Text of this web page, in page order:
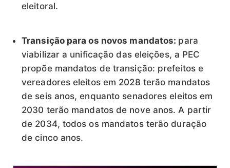
eleitoral.
Transição para os novos mandatos: para
viabilizar a unificação das eleições, a PEC
propõe mandatos de transição: prefeitos e
vereadores eleitos em 2028 terão mandatos
de seis anos, enquanto senadores eleitos em
2030 terão mandatos de nove anos. A partir
de 2034, todos os mandatos terão duração
de cinco anos.